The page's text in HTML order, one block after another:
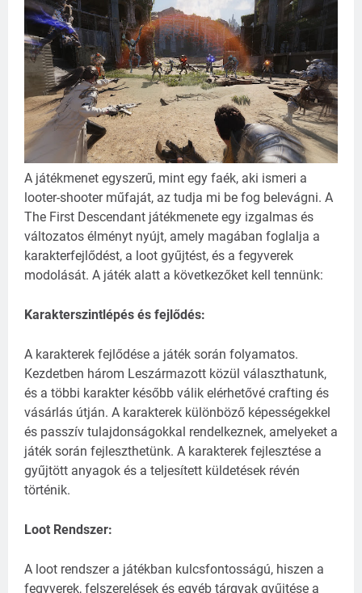
A játékmenet egyszerű, mint egy faék, aki ismeri a
looter-shooter műfaját, az tudja mi be fog belevágni. A
The First Descendant játékmenete egy izgalmas és
változatos élményt nyújt, amely magában foglalja a
karakterfejlődést, a loot gyűjtést, és a fegyverek
modolását. A játék alatt a következőket kell tennünk:
Karakterszintlépés és fejlődés:
A karakterek fejlődése a játék során folyamatos.
Kezdetben három Leszármazott közül választhatunk,
és a többi karakter később válik elérhetővé crafting és
vásárlás útján. A karakterek különböző képességekkel
és passzív tulajdonságokkal rendelkeznek, amelyeket a
játék során fejleszthetünk. A karakterek fejlesztése a
gyűjtött anyagok és a teljesített küldetések révén
történik.
Loot Rendszer:
A loot rendszer a játékban kulcsfontosságú, hiszen a
fegyverek, felszerelések és egyéb tárgyak gyűjtése a